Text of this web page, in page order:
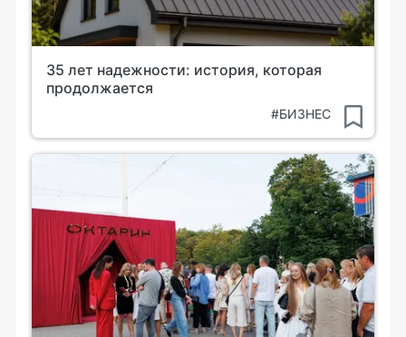
35 лет надежности: история, которая
продолжается
#БИЗНЕС